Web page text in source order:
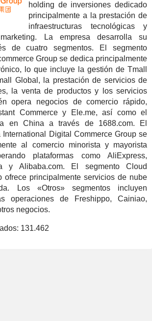
holding de inversiones dedicado
principalmente a la prestación de
infraestructuras tecnológicas y
La empresa desarrolla su
de cuatro segmentos. El segmento
Group se dedica principalmente
lo que incluye la gestión de Tmall
Global, la prestación de servicios de
la venta de productos y los servicios
opera negocios de comercio rápido,
Commerce y Ele.me, así como el
en China a través de 1688.com. El
International Digital Commerce Group se
al comercio minorista y mayorista
plataformas como AliExpress,
y Alibaba.com. El segmento Cloud
ofrece principalmente servicios de nube
Los «Otros» segmentos incluyen
operaciones de Freshippo, Cainiao,
negocios.
131.462